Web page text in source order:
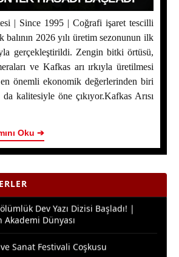
| Since 1995 | Coğrafi işaret tescilli
balının 2026 yılı üretim sezonunun ilk
gerçekleştirildi. Zengin bitki örtüsü,
ve Kafkas arı ırkıyla üretilmesi
önemli ekonomik değerlerinden biri
kalitesiyle öne çıkıyor.Kafkas Arısı
Oku ➔
2026 Sezonunun İlk Hasadı
Kültür ve Turizm
İçin AB Tescilinde Sona Doğru
Dev Yazı Dizisi Başladı! |
Dünyası
Sanat Festivali Coşkusu
Fakir Yılmaz'ın Ağustos 2026